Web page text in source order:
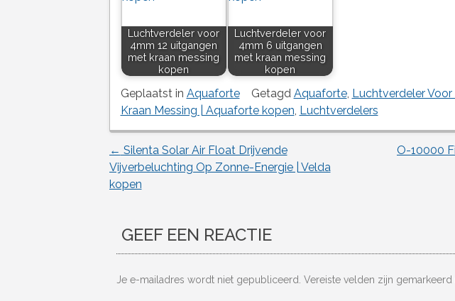
Luchtverdeler voor
4mm 12 uitgangen
met kraan messing
kopen
Luchtverdeler voor
4mm 6 uitgangen
met kraan messing
kopen
Geplaatst in Aquaforte Getagd Aquaforte, Luchtverdeler
Kraan Messing | Aquaforte kopen, Luchtverdelers
Berichtnavigatie
← Silenta Solar Air Float Drijvende
Vijverbeluchting Op Zonne-Energie | Velda
kopen
O-10000
GEEF EEN REACTIE
Je e-mailadres wordt niet gepubliceerd. Vereiste velden zijn gemarkeerd